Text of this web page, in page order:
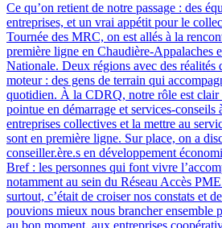
Ce qu’on retient de notre passage : des
entreprises, et un vrai appétit pour le
Tournée des MRC, on est allés à la
première ligne en Chaudière-Appalaches
Nationale. Deux régions avec des réalités
moteur : des gens de terrain qui
quotidien. À la CDRQ, notre rôle est clair
pointue en démarrage et services-conseils
entreprises collectives et la mettre au
sont en première ligne. Sur place, on a
conseiller.ère.s en développement
Bref : les personnes qui font vivre
notamment au sein du Réseau Accès
surtout, c’était de croiser nos constats et
pouvions mieux nous brancher ensemble